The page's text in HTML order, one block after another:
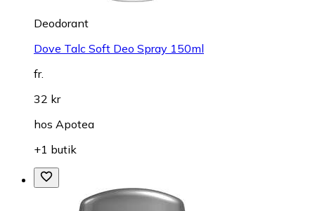
Deodorant
Dove Talc Soft Deo Spray 150ml
fr.
32 kr
hos Apotea
+1 butik